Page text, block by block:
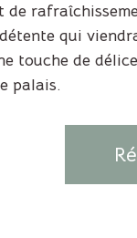
qui
touche de
palais.